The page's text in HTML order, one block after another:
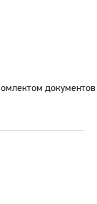
документов